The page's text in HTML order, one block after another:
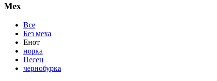
Мех
Все
Без меха
Енот
норка
Песец
чернобурка